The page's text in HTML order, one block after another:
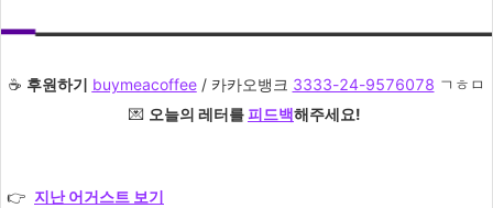
☕️ 후원하기 buymeacoffee/ 카카오뱅크 3333-24-9576078 ㄱㅎㅁ
💌 오늘의 레터를피드백해주세요!
👉 지난 어거스트 보기